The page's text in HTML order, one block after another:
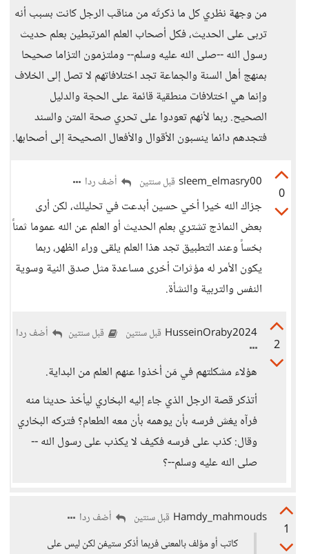
من وجهة نظري كل ما ذكرتَه من مناقب الرجل كانت بسبب أنه
تربى على الحديث، فكل أصحاب العلم المرتبطين بعلم حديث
رسول الله --صلى الله عليه وسلم-- وملتزمون التزاما صحيحا
بمنهج أهل السنة والجماعة تجد اختلافاتهم لا تصل إلى الخلاف
وإنما هي اختلافات منطقية قائمة على الحجة والدليل
الصحيح. ربما لأنهم تعودوا على تحري صحة المتن والسند
فتجدهم دائما ينسبون الأقوال والأفعال الصحيحة إلى أصحابها.
0
sleem_elmasry00 قبل سنتين أضف ردا
جزاك الله خيرا أخي حسين أبدعت في تحليلك، لكن أرى
بعض النماذج تشتري بعلم الحديث أو العلم عن الله عموما ثمناً
بخساً وعند التطبيق تجد هذا العلم يلقى وراء الظهر، ربما
يكون الأمر له مؤثرات أخرى مساعدة مثل صدق النية وسوية
النفس والتربية والنشأة.
2
HusseinOraby2024 قبل سنتين قبل سنتين أضف ردا
هؤلاء مشكلتهم في مَن أخذوا عنهم العلم من البداية.
أتذكر قصة الرجل الذي جاء إليه البخاري ليأخذ حديثا منه
فرآه يغش فرسه بأن يوهمه بأن معه الطعام؟ فتركه البخاري
وقال: كذب على فرسه فكيف لا يكذب على رسول الله --
صلى الله عليه وسلم--؟
1
Hamdy_mahmouds قبل سنتين
أضف ردا
كاتب أو مؤلف بالمعنى فربما أذكر ستيفن لكن ليس على